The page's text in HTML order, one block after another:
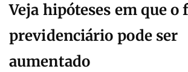
Veja hipóteses em que o
previdenciário pode ser
aumentado